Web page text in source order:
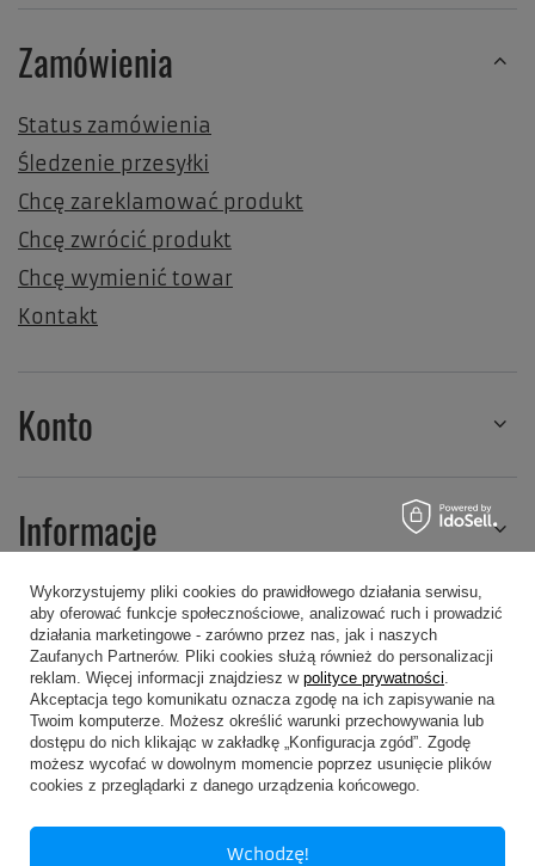
Zamówienia
Status zamówienia
Śledzenie przesyłki
Chcę zareklamować produkt
Chcę zwrócić produkt
Chcę wymienić towar
Kontakt
Konto
Informacje
Regulaminy
607 605 505 kropa@kropa.pl
Wykorzystujemy pliki cookies do prawidłowego działania serwisu,
aby oferować funkcje społecznościowe, analizować ruch i prowadzić
działania marketingowe - zarówno przez nas, jak i naszych
Zaufanych Partnerów. Pliki cookies służą również do personalizacji
reklam. Więcej informacji znajdziesz w polityce prywatności.
Akceptacja tego komunikatu oznacza zgodę na ich zapisywanie na
Twoim komputerze. Możesz określić warunki przechowywania lub
dostępu do nich klikając w zakładkę „Konfiguracja zgód”. Zgodę
możesz wycofać w dowolnym momencie poprzez usunięcie plików
cookies z przeglądarki z danego urządzenia końcowego.
Wchodzę!